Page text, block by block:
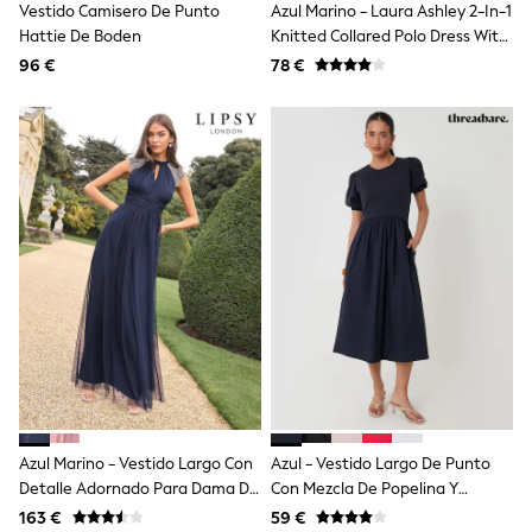
Shop all
Lilo & Stitch
All Girls Sportwear
New In
Trainers
Hoodies & Sweatshirts
T-Shirts & Vests
Leggings
All Girls Brands
Smiggle
Lipsy Girl
Boden
Joules
Frugi
Vestido Camisero De Punto
Hattie De Boden
96 €
Azul Marino - Laura Ashley 2-In-1
Knitted Collared Polo Dress With
Cotton Skirt
78 €
Azul Marino - Vestido Largo Con
Detalle Adornado Para Dama De
Honor De Lipsy
163 €
Azul - Vestido Largo De Punto
Con Mezcla De Popelina Y
Mangas Abullonadas De
59 €